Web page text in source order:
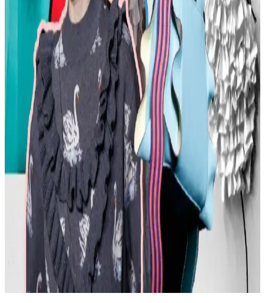
Kemer tokaları, kırsal ve şehir kültürlerinde farklı anlamlar taşır.
Kırsal bölgelerde başarı simgesi olan büyük tokalar, şehirlerde sade
ve uyumlu tasarımlarla tercih edilir. Stil ve özgüven belirleyicidir.
Moda Mikrotrendleri: Geçmişten Günümüze Sevilen
ve Hâlâ Tercih Edilen Parçalar
Moda mikrotrendleri genellikle kısa ömürlü olsa da bazı parçalar,
nostalji ve kişisel stil nedeniyle uzun yıllar tercih edilmeye devam
ediyor. Bu yazı, Reddit deneyimleriyle bu trendleri inceliyor.
Kavisli Vücut Tipleri İçin Doğru Kumaş ve
Kesimlerle Yapısal Moda Rehberi
Kavisli vücut tiplerine uygun yapısal moda seçimlerinde doğru
kumaş, kesim ve stil detayları önemlidir. Terzi hizmeti ve uygun
markalarla estetik ve rahat kıyafetler elde edilir.
Günlük Moda Soruları ve Pratik Stil Önerileri:
Rahatlık ve Şıklık Dengesi
Moda ve stil, kişisel tercihler ve çevresel ihtiyaçlarla şekillenir. Ev
giyimi, iş görüşmesi, mevsimlik kıyafetler ve vücut tipine uygun
önerilerle günlük şıklık ve rahatlık dengelenir.